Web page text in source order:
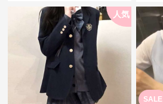
人気
SALE